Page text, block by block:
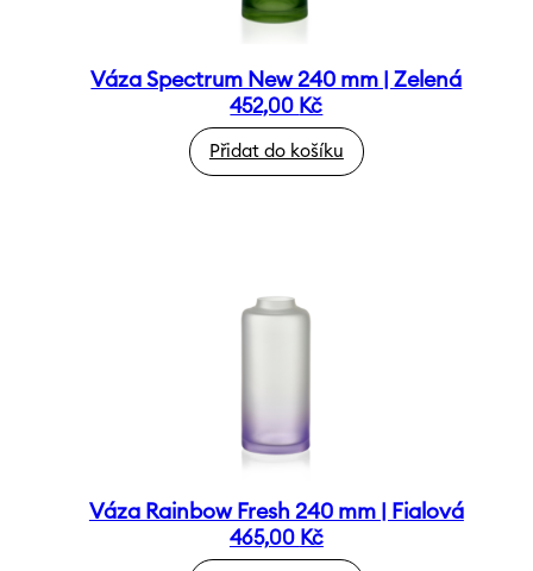
Váza Spectrum New 240 mm | Zelená
452,00 Kč
Přidat do košíku
Váza Rainbow Fresh 240 mm | Fialová
465,00 Kč